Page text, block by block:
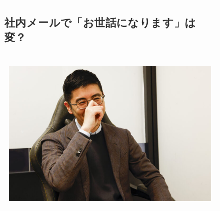
社内メールで「お世話になります」は
変？